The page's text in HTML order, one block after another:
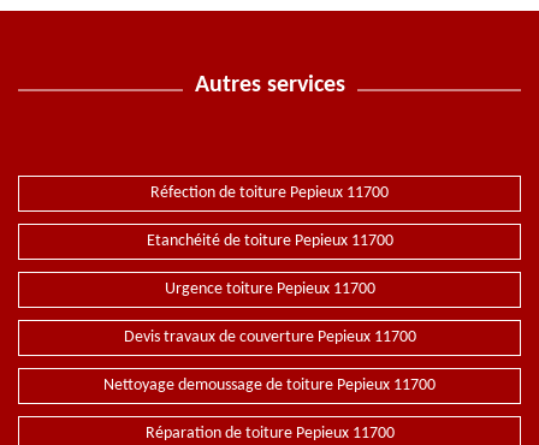
Autres services
Réfection de toiture Pepieux 11700
Etanchéité de toiture Pepieux 11700
Urgence toiture Pepieux 11700
Devis travaux de couverture Pepieux 11700
Nettoyage demoussage de toiture Pepieux 11700
Réparation de toiture Pepieux 11700